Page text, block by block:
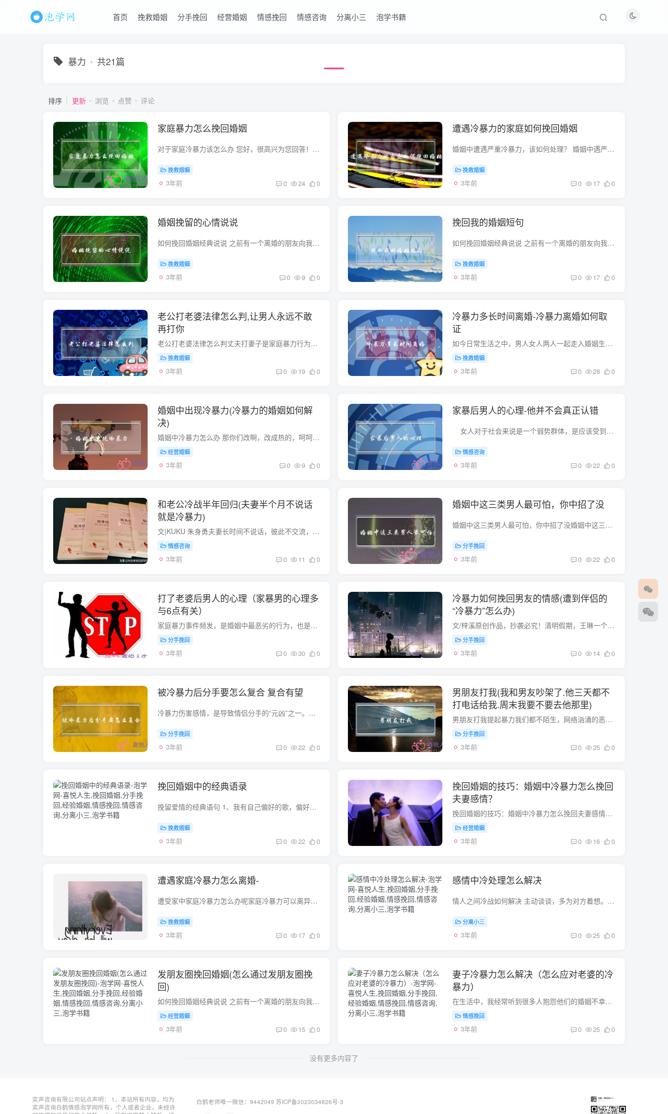
首页 挽救婚姻 分手挽回 经营婚姻 情感挽回 情感咨询 分离小三 泡学书籍
暴力 共21篇
排序 更新 浏览 点赞 评论
家庭暴力怎么挽回婚姻
对于家庭冷暴力该怎么办 您好，很高兴为您回答！ 大多数遭遇家庭冷暴力的人都有这样一种感觉:无人可诉，无处可断，无法可依。在这种情况下，婚姻问题专家介绍了六种方式，用以应对家庭冷暴力。 ...
挽救婚姻
3年前 0 24 0
遭遇冷暴力的家庭如何挽回婚姻
婚姻中遭遇严重冷暴力，该如何处理？ 婚姻中遇严重的暴力，这就看那一方面了，如果是双方面好解决，要是一方面那就不好说了，因为这是法律国家不行打人，有事好商量才对，，如果打人那就对不起j...
挽救婚姻
3年前 0 17 0
婚姻挽留的心情说说
如何挽回婚姻经典说说 之前有一个离婚的朋友向我提问： “我不知道我的婚姻是不是走到了尽头，我和我老公在一起越来越没有话说，前几年还会因为各种琐事争吵，现在连吵架都吵不起来，一言不合就...
挽救婚姻
3年前 0 9 0
挽回我的婚姻短句
如何挽回婚姻经典说说 之前有一个离婚的朋友向我提问： “我不知道我的婚姻是不是走到了尽头，我和我老公在一起越来越没有话说，前几年还会因为各种琐事争吵，现在连吵架都吵不起来，一言不合就...
挽救婚姻
3年前 0 17 0
老公打老婆法律怎么判,让男人永远不敢
再打你
老公打老婆法律怎么判丈夫打妻子是家庭暴力行为。如果妻子向法院提起离婚诉讼，家庭暴力行为被证实后，法院判定允许离婚。因为家庭暴力是夫妻感情破裂的情况之一。 一、老公打老婆法律怎么判 《...
挽救婚姻
3年前 0 19 0
冷暴力多长时间离婚-冷暴力离婚如何取
证
如今日常生活之中，男人女人两人一起走入婚姻生活的运动轨迹，便会应对许多难题，要是有充足的细心去处理日常生活的难题。可是有的家中也有家庭冷暴力，非常是，男人对女人这个时候，女人是不清...
挽救婚姻
3年前 0 28 0
婚姻中出现冷暴力(冷暴力的婚姻如何解
决)
婚姻中冷暴力怎么办 那你们改啊，改成热的，呵呵 积极主动的对待，敞开心扉的沟通，我觉着，两个人在一起要敞开心扉，才能天长地久的。因此我希望您能和他平心静气的聊聊，看看到底是啥问题，这...
经营婚姻
3年前 0 9 0
家暴后男人的心理-他并不会真正认错
女人对于社会来说是一个弱势群体，是应该受到保护的，动手打女人的男人都会给社会遭到谴责的，但是日常生活里，家庭暴力的男人却不在少数，那么家暴后的男人心理是怎么样的呢？&n...
情感咨询
3年前 0 22 0
和老公冷战半年回归(夫妻半个月不说话
就是冷暴力)
文|KUKU 朱身勇夫妻长时间不说话，彼此不交流，生活会是什么样？这是某平台的一个热门话题，好像现代人的婚姻，相处久了，就真的变成了合租室友，甚至有的还不如合租室友。所以，现在有很多年轻...
情感咨询
3年前 0 11 0
婚姻中这三类男人最可怕，你中招了没
婚姻中这三类男人最可怕，你中招了没婚姻中这三类男人最可怕，你中招了没？ 前几天写过别做婚姻中最可怕的三类女人，今天我们来扒一扒最可怕的三类男人，看看你中招了没？ 婚姻相对爱情来说更像...
分手挽回
3年前 0 22 0
打了老婆后男人的心理（家暴男的心理多
与6点有关）
家庭暴力事件频发，是婚姻中最恶劣的行为，也是不健康的婚姻。大多数家暴男性都伴有不同程度的人格障碍、情绪障碍和精神分裂症。我们来分析一下家暴男的心理。6月22日，浙江省义乌市政法委员会...
分手挽回
3年前 0 30 0
冷暴力如何挽回男友的情感(遭到伴侣的
“冷暴力”怎么办)
文/梓溪原创作品，抄袭必究！清明假期，王琳一个人带着孩子回了娘家，她的老公郭强留在了公婆家。三天假期，在公婆家待一天，娘家待一天，然后在自己的小家好好休息一天，王琳觉得这样的安排不...
分手挽回
3年前 0 14 0
被冷暴力后分手要怎么复合 复合有望
冷暴力伤害感情，是导致情侣分手的“元凶”之一。但还是有人忍不住想复合。被冷暴力后分手要怎么复合怎么样？继续读！被冷暴力分手后如何复合1.互相理解既然两个人之间已经出现了问题...
分手挽回
3年前 0 22 0
男朋友打我(我和男友吵架了.他三天都不
打电话给我.周末我要不要去他那里)
男朋友打我提起暴力我们都不陌生，网络汹涌的恶言是无形的暴力，身体遭受的伤痛是有形的暴力，然而，亲密关系里的暴力是一道暗影，我们未必注意得到。 今天的沙龙主人是青杏，她组织了一场受过...
分手挽回
3年前 0 25 0
挽回婚姻中的经典语录
挽留爱情的经典语句 1、我有自己偏好的歌，偏好的颜色，偏好的生活方式。但无疑的，在这众多的偏好中，你才是最大最久远的一个。 2、自从拥有了你之后，我的生命才开始变得有意义，如果没有你，...
挽救婚姻
3年前 0 22 0
挽回婚姻的技巧：婚姻中冷暴力怎么挽回
夫妻感情？
挽回婚姻的技巧：婚姻中冷暴力怎么挽回夫妻感情？在婚姻生活中偶然发现老公外遇，老公出轨很多女性在第一时间很难调整好自己的情绪，花镇情感建议要尽快调整好自己的情绪，才能有助于挽回老公。...
经营婚姻
3年前 0 16 0
遭遇家庭冷暴力怎么离婚-
遭受家中家庭冷暴力怎么办呢家庭冷暴力可以离异吗在夫妻关系中，冷淡的心态比又哭又闹更容易损害夫妻关系。家庭冷暴力是对人的一种精神实质上的摧残。假如不幸遭遇家庭冷暴力，提议你采用法律的...
挽救婚姻
3年前 0 17 0
感情中冷处理怎么解决
情人之间冷战如何解决 主动谈谈，多为对方着想。 情人是自愿的，别强求！这是性格问题 两个人必须有一个人改了这样的性格 要不然太可怕了主动认错呗很简单分手以后就什么都解决了我的亲娘啊！！...
分离小三
3年前 0 25 0
发朋友圈挽回婚姻(怎么通过发朋友圈挽
回)
如何挽回婚姻经典说说 之前有一个离婚的朋友向我提问： “我不知道我的婚姻是不是走到了尽头，我和我老公在一起越来越没有话说，前几年还会因为各种琐事争吵，现在连吵架都吵不起来，一言不合就...
经营婚姻
3年前 0 15 0
妻子冷暴力怎么解决（怎么应对老婆的冷
暴力）
在生活中，我经常听到很多人抱怨他们的婚姻不幸福。其实婚姻的过程主要是由自己的行为决定的。生活中有很多女人在夫妻生活中感受不到幸福，所以会有冷漠。那么如何应对妻子的冷暴力呢？其实夫妻...
情感挽回
3年前 0 25 0
没有更多内容了
奕声咨询有限公司站点声明： 1、本站所有内容，均为
奕声咨询白鹤情感泡学网所有，个人或者企业，未经许
白鹤老师唯一微信：9442049 苏ICP备2023034826号-3